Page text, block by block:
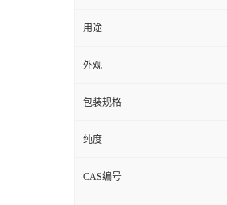
用途
外观
包装规格
纯度
CAS编号